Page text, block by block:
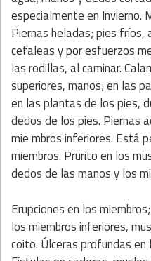
especialmente en Invierno.
Piernas heladas; pies fríos,
cefaleas y por esfuerzos
las rodillas, al caminar.
superiores, manos; en las
en las plantas de los pies,
dedos de los pies. Piernas
mie mbros inferiores. Está
miembros. Prurito en los
dedos de las manos y los
Erupciones en los
los miembros inferiores,
coito. Úlceras profundas en